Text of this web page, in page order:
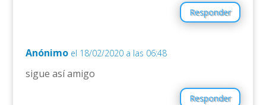
Responder
Anónimo el 18/02/2020 a las 06:48
sigue así amigo
Responder